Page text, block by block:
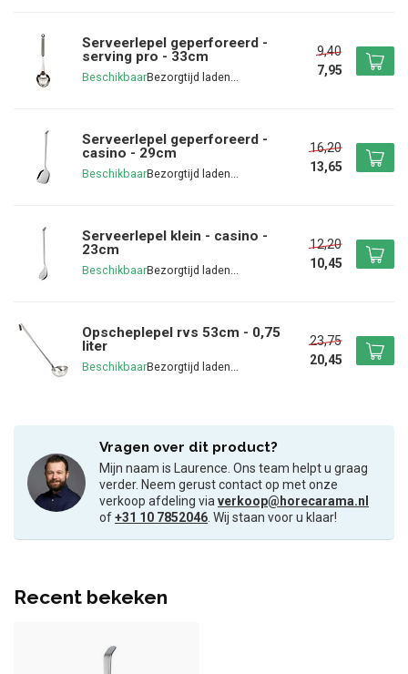
Serveerlepel geperforeerd -
serving pro - 33cm
Beschikbaar
9,40
7,95
Serveerlepel geperforeerd -
casino - 29cm
Beschikbaar
16,20
13,65
Serveerlepel klein - casino -
23cm
Beschikbaar
12,20
10,45
Opscheplepel rvs 53cm - 0,75
liter
Beschikbaar
23,75
20,45
Vragen over dit product?
Mijn naam is Laurence. Ons team helpt u graag
verder. Neem gerust contact op met onze
verkoop afdeling viaverkoop@horecarama.nl
of+31 10 7852046. Wij staan voor u klaar!
Recent bekeken